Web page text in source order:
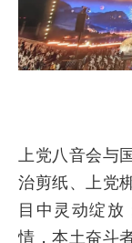
上党八音会与
治剪纸、上党
目中灵动绽放
情，本土奋斗